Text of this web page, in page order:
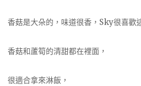
香菇是大朵的，味道很香，Sky很喜歡
香菇和蘆筍的清甜都在裡面，
很適合拿來淋飯，